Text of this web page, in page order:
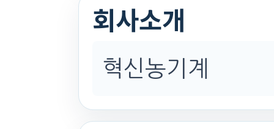
회사소개
혁신농기계